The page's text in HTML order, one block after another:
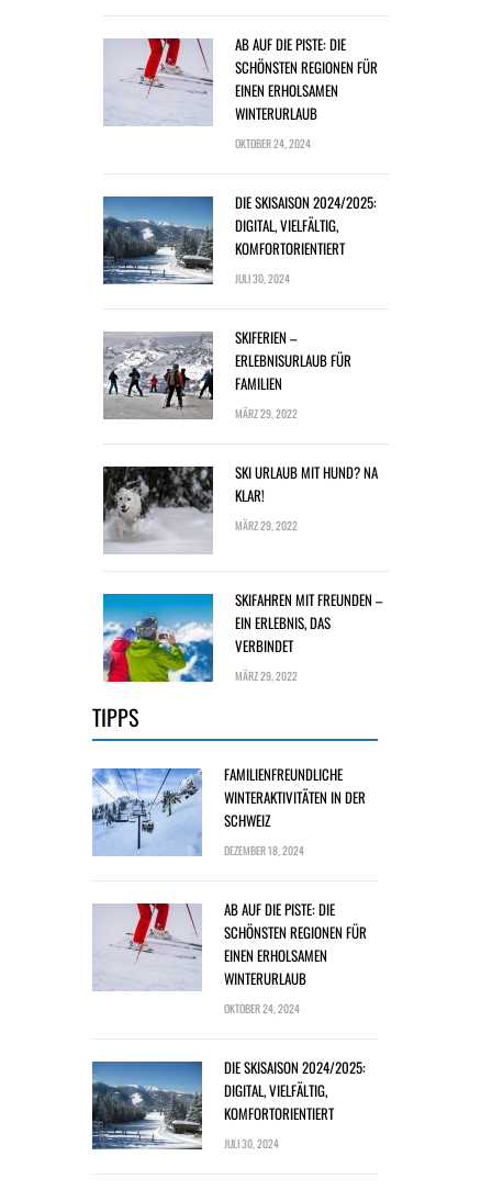
AB AUF DIE PISTE: DIE
SCHÖNSTEN REGIONEN FÜR
EINEN ERHOLSAMEN
WINTERURLAUB
OKTOBER 24, 2024
DIE SKISAISON 2024/2025:
DIGITAL, VIELFÄLTIG,
KOMFORTORIENTIERT
JULI 30, 2024
SKIFERIEN –
ERLEBNISURLAUB FÜR
FAMILIEN
MÄRZ 29, 2022
SKI URLAUB MIT HUND? NA
KLAR!
MÄRZ 29, 2022
SKIFAHREN MIT FREUNDEN –
EIN ERLEBNIS, DAS
VERBINDET
MÄRZ 29, 2022
TIPPS
FAMILIENFREUNDLICHE
WINTERAKTIVITÄTEN IN DER
SCHWEIZ
DEZEMBER 18, 2024
AB AUF DIE PISTE: DIE
SCHÖNSTEN REGIONEN FÜR
EINEN ERHOLSAMEN
WINTERURLAUB
OKTOBER 24, 2024
DIE SKISAISON 2024/2025:
DIGITAL, VIELFÄLTIG,
KOMFORTORIENTIERT
JULI 30, 2024